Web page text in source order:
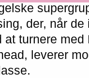
der, når de
at turnere med
leverer